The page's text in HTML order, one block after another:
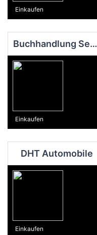
Einkaufen
Buchhandlung Sedlmair
Einkaufen
DHT Automobile
Einkaufen